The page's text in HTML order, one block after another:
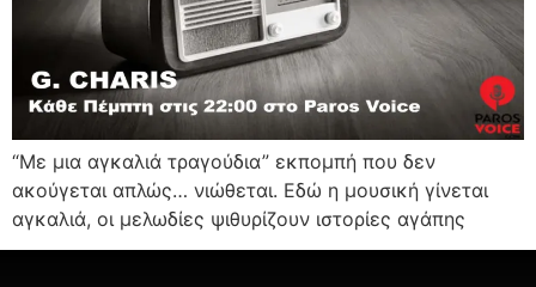
“Με μια αγκαλιά τραγούδια” εκπομπή που δεν
ακούγεται απλώς… νιώθεται. Εδώ η μουσική γίνεται
αγκαλιά, οι μελωδίες ψιθυρίζουν ιστορίες αγάπης